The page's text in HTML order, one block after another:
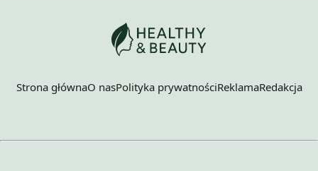
Strona głównaO nasPolityka prywatnościReklamaRedakcja